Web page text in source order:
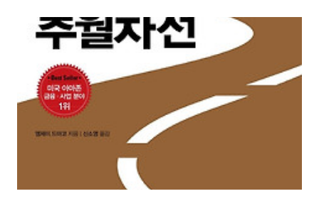
사실의 나열이지만 누군가 어떠한 관점을 가지고 기록하느냐에 따라 현
대인에게 받아들여지는 것이 다르다는 점도 그때 어렴풋이 느꼈습니다.
현대사회에서도 똑같은 사실을 가지고도 개개인은 받아들이는 방법이나
관점이 저마다 다릅니다. 그렇기에 역사적인 사실도 다양한 각도에서 바
라볼 필요가 있습니다. 또한 그 시대와 인물이 가졌던 고민과 문제들은
오늘날에도 겉모습만 달..